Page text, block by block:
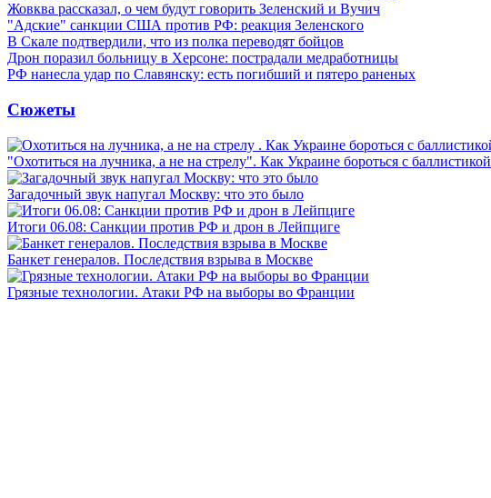
Жовква рассказал, о чем будут говорить Зеленский и Вучич
"Адские" санкции США против РФ: реакция Зеленского
В Скале подтвердили, что из полка переводят бойцов
Дрон поразил больницу в Херсоне: пострадали медработницы
РФ нанесла удар по Славянску: есть погибший и пятеро раненых
Сюжеты
"Охотиться на лучника, а не на стрелу". Как Украине бороться с баллистикой
Загадочный звук напугал Москву: что это было
Итоги 06.08: Санкции против РФ и дрон в Лейпциге
Банкет генералов. Последствия взрыва в Москве
Грязные технологии. Атаки РФ на выборы во Франции